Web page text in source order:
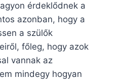
érdeklődnek a
azonban, hogy a
a szülők
főleg, hogy azok
vannak az
mindegy hogyan